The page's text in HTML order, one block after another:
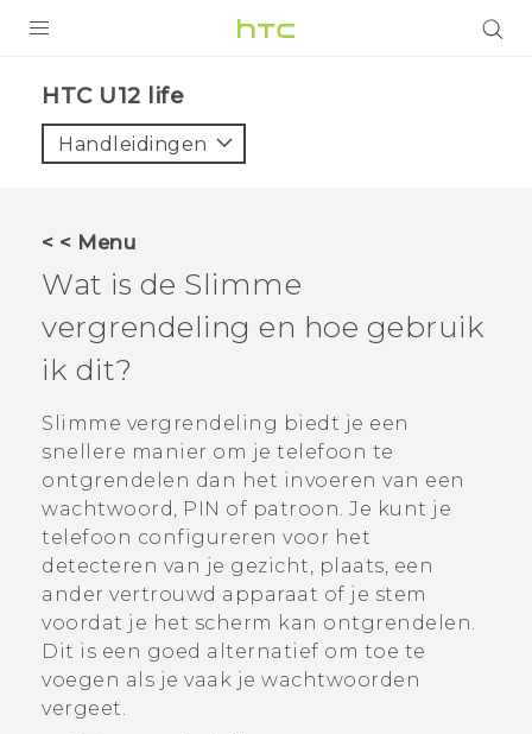
VIVE
AANBIEDINGEN
HTC Club
SUPPORT
HTC-apparaten & -accessoires
VIVERSE
Aanmelden
HTC U12 life‎
Handleidingen
< < Menu
Wat is de Slimme
vergrendeling en hoe gebruik
ik dit?
Slimme vergrendeling biedt je een
snellere manier om je telefoon te
ontgrendelen dan het invoeren van een
wachtwoord, PIN of patroon. Je kunt je
telefoon configureren voor het
detecteren van je gezicht, plaats, een
ander vertrouwd apparaat of je stem
voordat je het scherm kan ontgrendelen.
Dit is een goed alternatief om toe te
voegen als je vaak je wachtwoorden
vergeet.